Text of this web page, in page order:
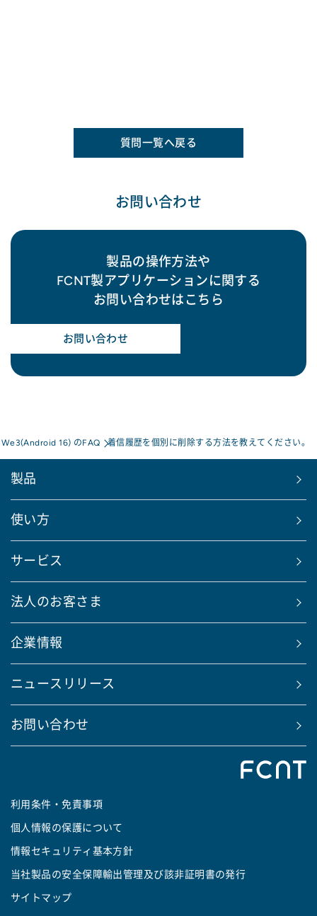
質問一覧へ戻る
お問い合わせ
製品の操作方法や
FCNT製アプリケーションに関する
お問い合わせはこちら
お問い合わせ
16) のFAQ 着信履歴を個別に削除する方法を教えてください。
製品
使い方
サービス
法人のお客さま
企業情報
ニュースリリース
お問い合わせ
利用条件・免責事項
個人情報の保護について
情報セキュリティ基本方針
当社製品の安全保障輸出管理及び該非証明書の発行
サイトマップ